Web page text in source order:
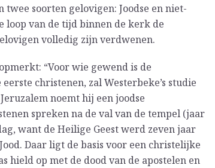
soorten gelovigen: Joodse en niet-
loop van de tijd binnen de kerk de
volledig zijn verdwenen.
“Voor wie gewend is de
christenen, zal Westerbeke’s studie
noemt hij een joodse
spreken na de val van de tempel (jaar
want de Heilige Geest werd zeven jaar
Daar ligt de basis voor een christelijke
hield op met de dood van de apostelen en